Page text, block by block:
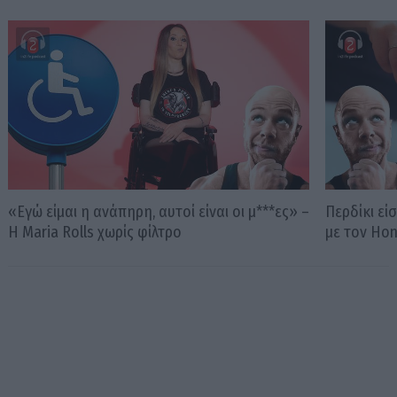
«Εγώ είμαι η ανάπηρη, αυτοί είναι οι μ***ες» –
Η Maria Rolls χωρίς φίλτρο
Περδίκι
με τον